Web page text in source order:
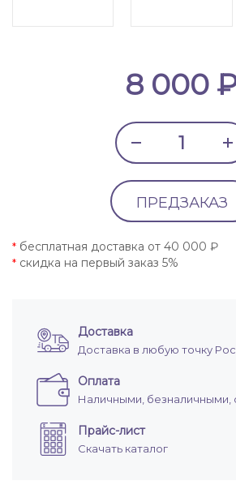
8 000
ПРЕДЗАКАЗ
* бесплатная доставка от 40 000 ₽
* скидка на первый заказ 5%
Доставка
Доставка в любую точку
Оплата
Наличными, безналичными,
Прайс-лист
Скачать каталог